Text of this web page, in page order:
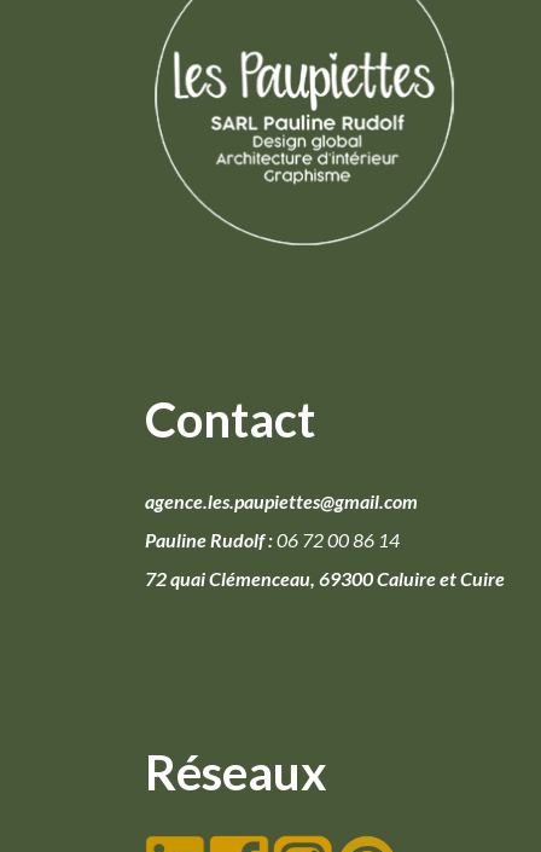
Contact
agence.les.paupiettes@gmail.com
Pauline Rudolf :06 72 00 86 14
72 quai Clémenceau, 69300 Caluire et Cuire
Réseaux